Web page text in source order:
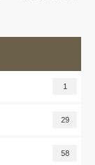
1
29
58